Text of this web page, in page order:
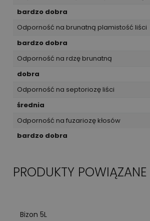
bardzo dobra
Odporność na brunatną plamistość liści
bardzo dobra
Odporność na rdzę brunatną
dobra
Odporność na septoriozę liści
średnia
Odporność na fuzariozę kłosów
bardzo dobra
PRODUKTY POWIĄZANE
Bizon 5L